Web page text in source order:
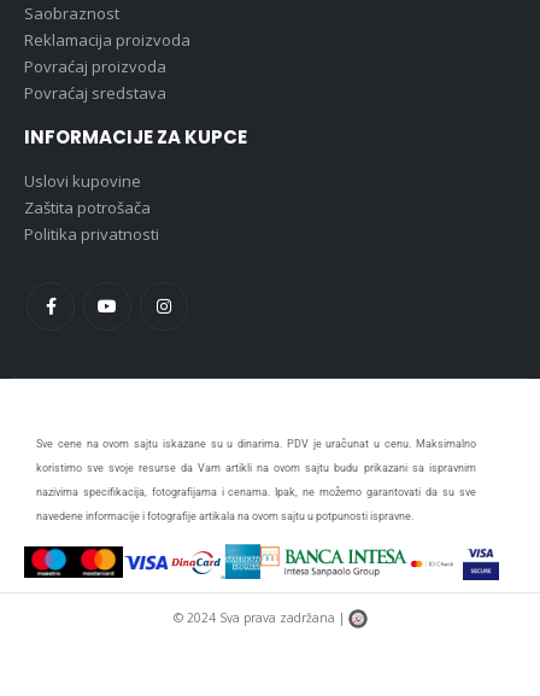
Saobraznost
Reklamacija proizvoda
Povraćaj proizvoda
Povraćaj sredstava
INFORMACIJE ZA KUPCE
Uslovi kupovine
Zaštita potrošača
Politika privatnosti
Sve cene na ovom sajtu iskazane su u dinarima. PDV je uračunat u cenu. Maksimalno
koristimo sve svoje resurse da Vam artikli na ovom sajtu budu prikazani sa ispravnim
nazivima specifikacija, fotografijama i cenama. Ipak, ne možemo garantovati da su sve
navedene informacije i fotografije artikala na ovom sajtu u potpunosti ispravne.
© 2024 Sva prava zadržana |